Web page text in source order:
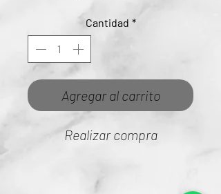
Cantidad *
Agregar al carrito
Realizar compra